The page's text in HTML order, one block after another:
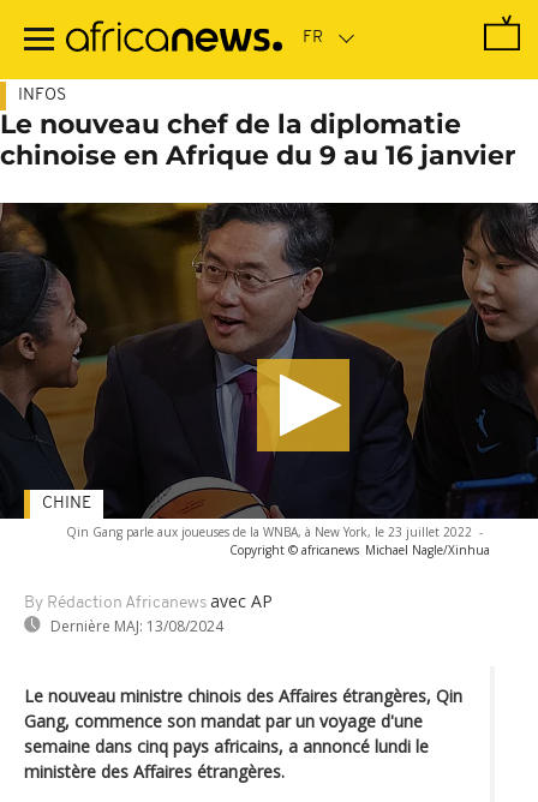
contenu
INFOS
Le nouveau chef de la diplomatie
chinoise en Afrique du 9 au 16 janvier
Qin Gang parle aux joueuses de la WNBA, à New York, le 23 juillet 2022 -
Copyright © africanews Michael Nagle/Xinhua
By Rédaction Africanews avec AP
Dernière MAJ: 13/08/2024
CHINE
Le nouveau ministre chinois des Affaires étrangères, Qin
Gang, commence son mandat par un voyage d'une
semaine dans cinq pays africains, a annoncé lundi le
ministère des Affaires étrangères.